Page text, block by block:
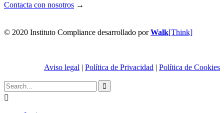
Contacta con nosotros →
© 2020 Instituto Compliance desarrollado porWalk[Think]
Aviso legal | Política de Privacidad | Política de Cookies

